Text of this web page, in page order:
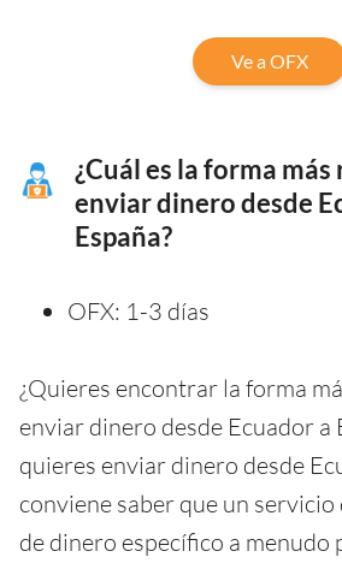
Ve a OFX
¿Cuál es la forma más
enviar dinero desde
España?
OFX: 1-3 días
¿Quieres encontrar la forma
enviar dinero desde Ecuador a
quieres enviar dinero desde
conviene saber que un
de dinero específico a menudo